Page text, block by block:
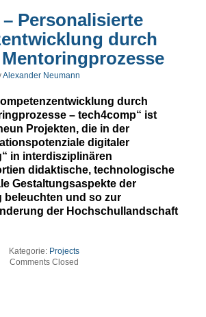
Personalisierte
durch
Alexander Neumann
durch
– tech4comp“ ist
Projekten, die in der
digitaler
in interdisziplinären
didaktische, technologische
Gestaltungsaspekte der
beleuchten und so zur
der Hochschullandschaft
Kategorie: Projects
Comments Closed